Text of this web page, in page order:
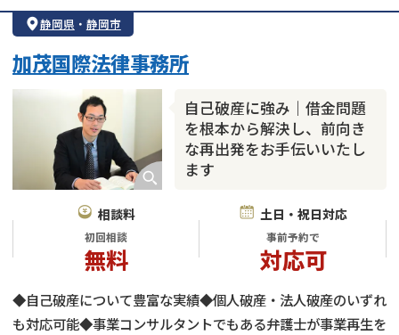
静岡県 ・ 静岡市
自己破産に強み｜借金問題
を根本から解決し、前向き
な再出発をお手伝いいたし
ます
加茂国際法律事務所
相談料
初回相談
無料
土日・祝日対応
事前予約で
対応可
◆自己破産について豊富な実績◆個人破産・法人破産のいずれ
も対応可能◆事業コンサルタントでもある弁護士が事業再生を